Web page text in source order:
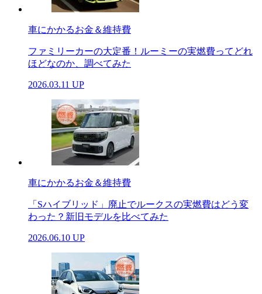
車にかかるお金＆維持費
ファミリーカーの大定番！ルーミーの実燃費ってどれ
ほどなのか、調べてみた
2026.03.11 UP
車にかかるお金＆維持費
「Sハイブリッド」廃止でルークスの実燃費はどう変
わった？新旧モデルを比べてみた
2026.06.10 UP